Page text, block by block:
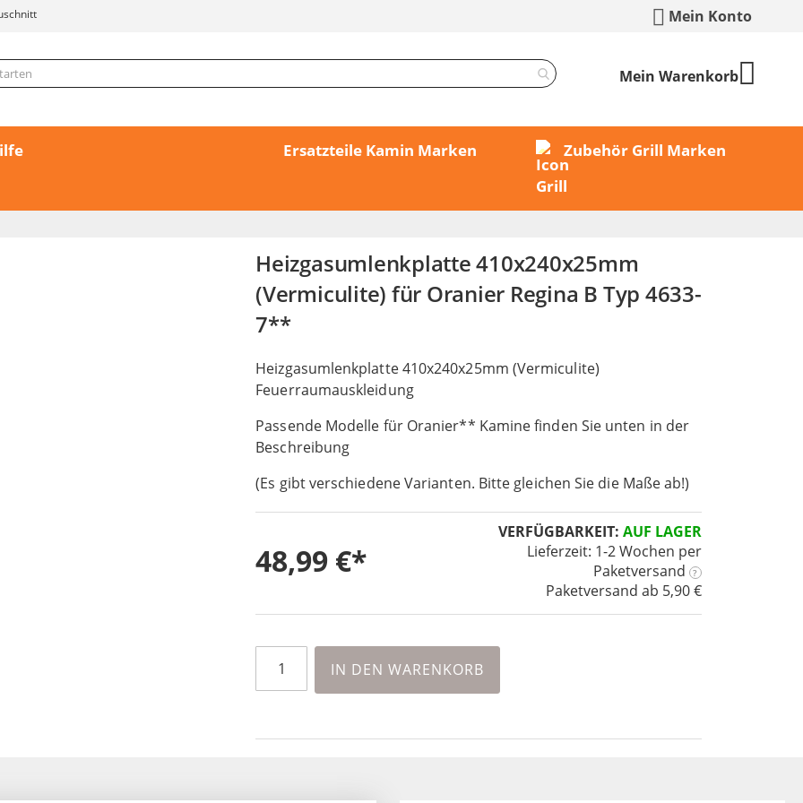
Mein Konto
Mein Warenkorb
Ersatzteile Kamin Marken Zubehör Grill Marken
Heizgasumlenkplatte 410x240x25mm
(Vermiculite) für Oranier Regina B Typ 4633-
7**
Heizgasumlenkplatte 410x240x25mm (Vermiculite)
Feuerraumauskleidung
Passende Modelle für Oranier** Kamine finden Sie unten in der
Beschreibung
(Es gibt verschiedene Varianten. Bitte gleichen Sie die Maße ab!)
VERFÜGBARKEIT: AUF LAGER
Lieferzeit: 1-2 Wochen per
Paketversand
?
Paketversand ab 5,90 €
48,99 €
IN DEN WARENKORB